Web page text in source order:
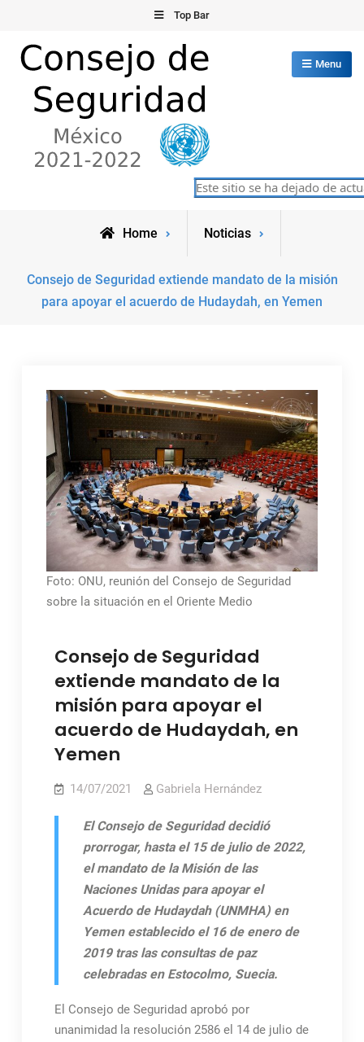
content
Top Bar
Consejo de Seguridad de las
Naciones Unidas
Menu
Este sitio se ha dejado de
Home Noticias
Consejo de Seguridad extiende mandato de la misión
para apoyar el acuerdo de Hudaydah, en Yemen
Foto: ONU, reunión del Consejo de Seguridad
sobre la situación en el Oriente Medio
Consejo de Seguridad
extiende mandato de la
misión para apoyar el
acuerdo de Hudaydah, en
Yemen
14/07/2021 Gabriela Hernández
El Consejo de Seguridad decidió
prorrogar, hasta el 15 de julio de 2022,
el mandato de la Misión de las
Naciones Unidas para apoyar el
Acuerdo de Hudaydah (UNMHA) en
Yemen establecido el 16 de enero de
2019 tras las consultas de paz
celebradas en Estocolmo, Suecia.
El Consejo de Seguridad aprobó por
unanimidad la resolución 2586 el 14 de julio de